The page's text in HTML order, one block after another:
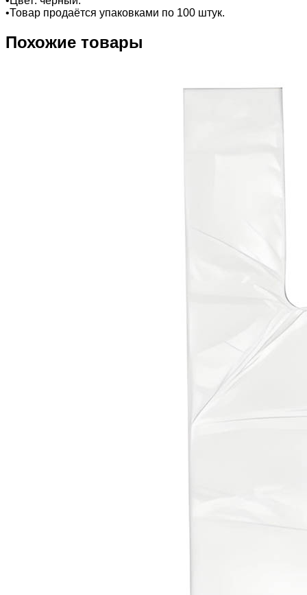
•Товар продаётся упаковками по 100 штук.
Похожие товары